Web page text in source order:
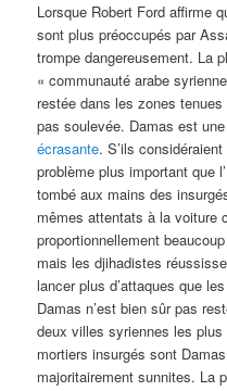
Lorsque Robert Ford affirme
sont plus préoccupés par
trompe dangereusement. La
« communauté arabe
restée dans les zones
pas soulevée. Damas est une
écrasante. S’ils
problème plus important que
tombé aux mains des
mêmes attentats à la voiture
proportionnellement
mais les djihadistes
lancer plus d’attaques que
Damas n’est bien sûr pas
deux villes syriennes les
mortiers insurgés sont
majoritairement sunnites. La